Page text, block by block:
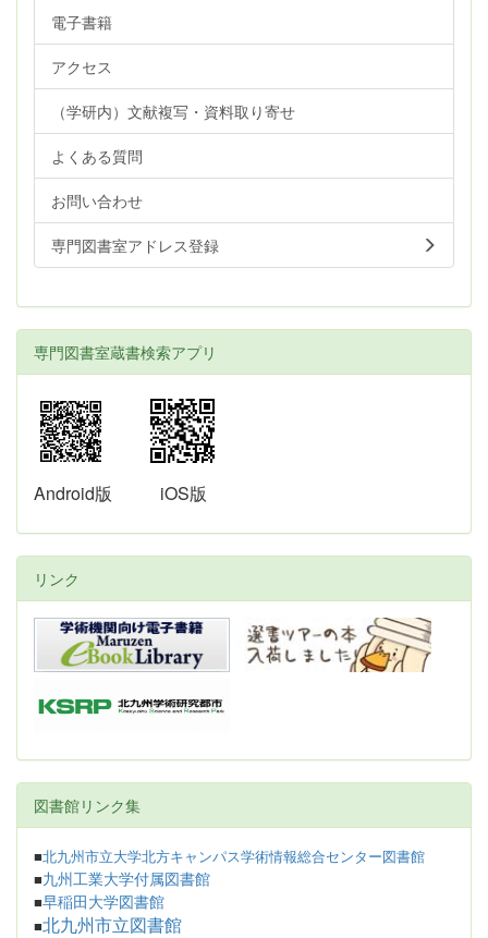
電子書籍
アクセス
（学研内）文献複写・資料取り寄せ
よくある質問
お問い合わせ
専門図書室アドレス登録
専門図書室蔵書検索アプリ
Android版 iOS版
リンク
図書館リンク集
■北九州市立大学北方キャンパス学術情報総合センター図書館
■九州工業大学付属図書館
■早稲田大学図書館
■北九州市立図書館